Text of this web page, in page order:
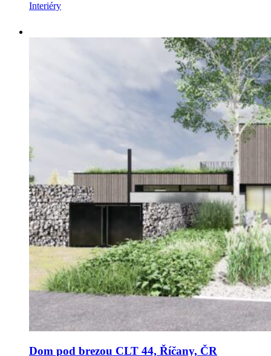
Interiéry
Dom pod brezou CLT 44, Říčany, ČR